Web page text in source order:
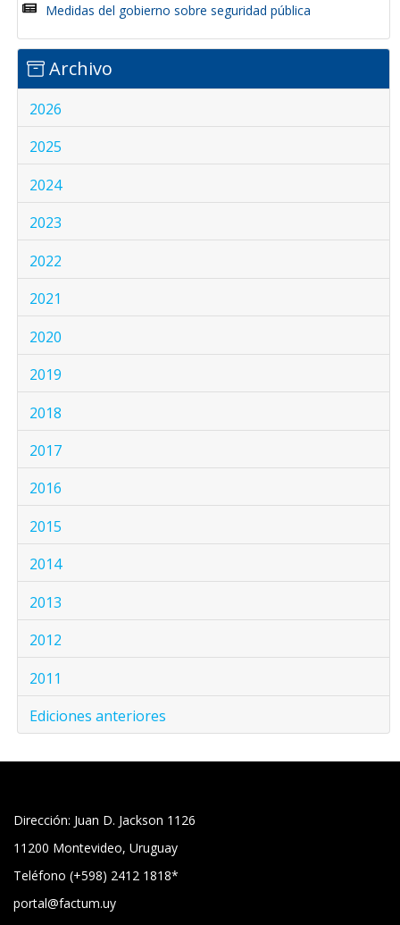
Medidas del gobierno sobre seguridad pública
Archivo
2026
2025
2024
2023
2022
2021
2020
2019
2018
2017
2016
2015
2014
2013
2012
2011
Ediciones anteriores
Dirección: Juan D. Jackson 1126
11200 Montevideo, Uruguay
Teléfono (+598) 2412 1818*
portal@factum.uy